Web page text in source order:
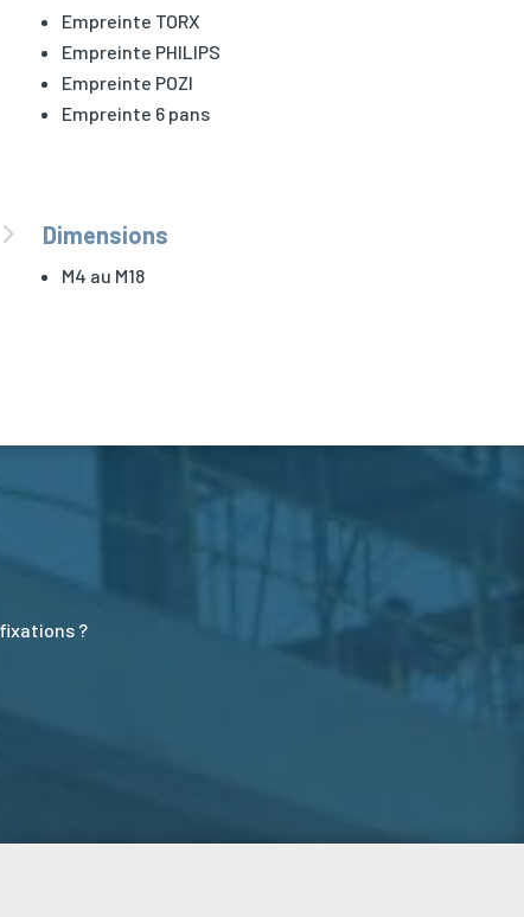
Empreinte TORX
Empreinte PHILIPS
Empreinte POZI
Empreinte 6 pans
5 Dimensions
M4 au M18
?